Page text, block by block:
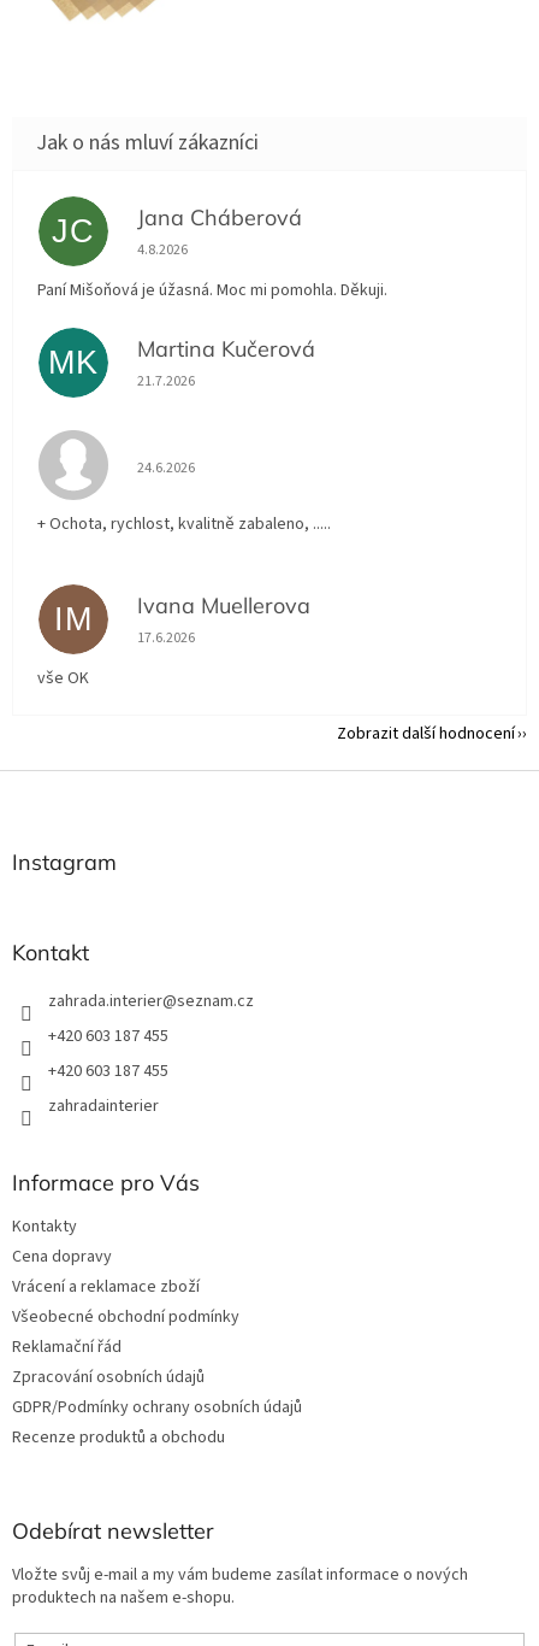
JC Jana Cháberová
Hodnocení obchodu je 5 z 5 hvězdiček.
4.8.2026
Paní Mišoňová je úžasná. Moc mi pomohla. Děkuji.
MK Martina Kučerová
Hodnocení obchodu je 5 z 5 hvězdiček.
21.7.2026
Hodnocení obchodu je 5 z 5 hvězdiček.
24.6.2026
+ Ochota, rychlost, kvalitně zabaleno, .....
IM Ivana Muellerova
Hodnocení obchodu je 5 z 5 hvězdiček.
17.6.2026
vše OK
Zobrazit další hodnocení
Z
Instagram
Kontakt
zahrada.interier@seznam.cz
+420 603 187 455
+420 603 187 455
zahradainterier
Informace pro Vás
Kontakty
Cena dopravy
Vrácení a reklamace zboží
Všeobecné obchodní podmínky
Reklamační řád
Zpracování osobních údajů
GDPR/Podmínky ochrany osobních údajů
Recenze produktů a obchodu
Odebírat newsletter
Vložte svůj e-mail a my vám budeme zasílat informace o nových
produktech na našem e-shopu.